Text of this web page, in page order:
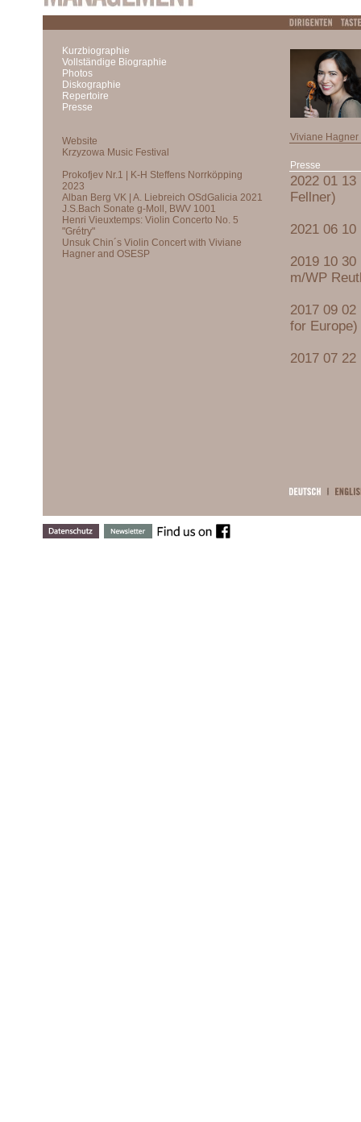
Kurzbiographie
Vollständige Biographie
Photos
Diskographie
Repertoire
Presse
Viviane Hagner
Presse
2022 01
Fellner)
2021 06
2019 10
m/WP
2017 09
for Europe)
2017 07